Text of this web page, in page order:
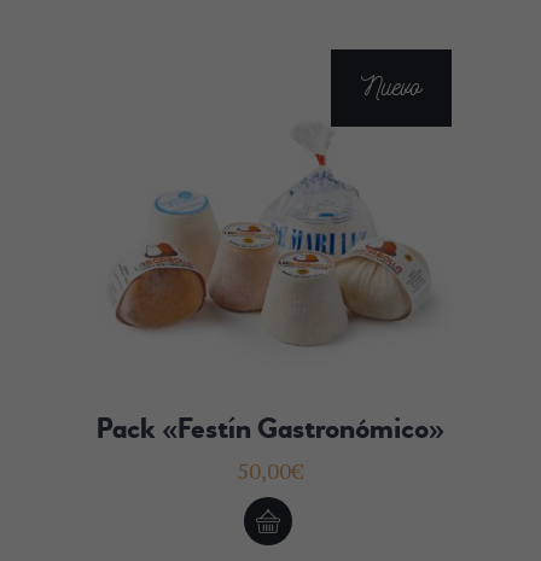
Nuevo
Pack «Festín Gastronómico»
50,00€